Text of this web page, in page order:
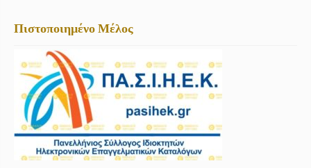
Πιστοποιημένο Μέλος